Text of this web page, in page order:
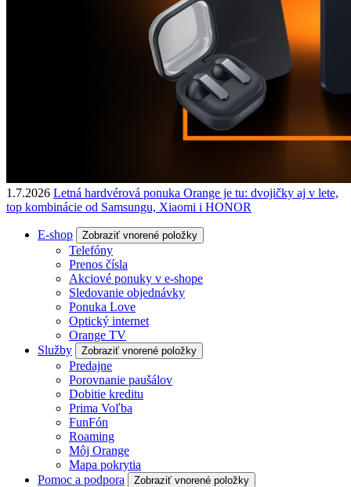
1.7.2026 Letná hardvérová ponuka Orange je tu: dvojičky aj v lete,
top kombinácie od Samsungu, Xiaomi i HONOR
E-shop Zobraziť vnorené položky
Telefóny
Prenos čísla
Akciové ponuky v e-shope
Sledovanie objednávky
Ponuka Love
Optický internet
Orange TV
Služby
Zobraziť vnorené položky
Predajne
Porovnanie paušálov
Dobitie kreditu
Prima Voľba
FunFón
Roaming
Môj Orange
Mapa pokrytia
Pomoc a podpora
Zobraziť vnorené položky